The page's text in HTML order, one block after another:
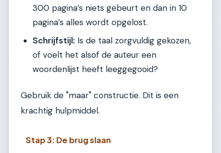
300 pagina’s niets gebeurt en dan in 10
pagina’s alles wordt opgelost.
Schrijfstijl: Is de taal zorgvuldig gekozen,
of voelt het alsof de auteur een
woordenlijst heeft leeggegooid?
Gebruik de "maar" constructie. Dit is een
krachtig hulpmiddel.
Stap 3: De brug slaan